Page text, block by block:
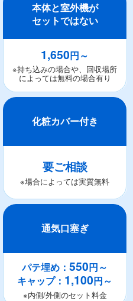
本体と室外機が
セットではない
1,650円～
※持ち込みの場合や、回収場所
によっては無料の場合有り
化粧カバー付き
要ご相談
※場合によっては実質無料
通気口塞ぎ
パテ埋め：550円～
キャップ： 1,100円～
※内側/外側のセット料金